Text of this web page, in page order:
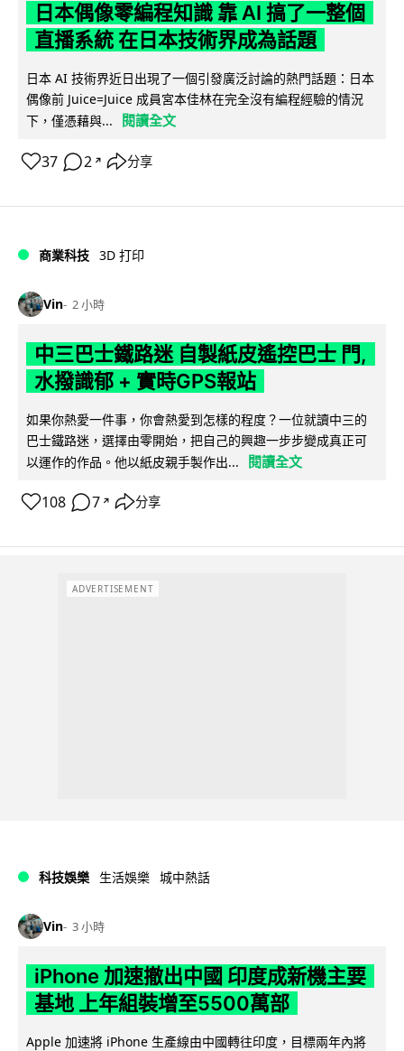
日本偶像零編程知識 靠 AI 搞了一整個
直播系統 在日本技術界成為話題
日本 AI 技術界近日出現了一個引發廣泛討論的熱門話題：日本
偶像前 Juice=Juice 成員宮本佳林在完全沒有編程經驗的情況
下，僅憑藉與...
閱讀全文
37 2 ↗ 分享
商業科技 3D 打印
Vin 2 小時
中三巴士鐵路迷 自製紙皮遙控巴士 門,
水撥識郁 + 實時GPS報站
如果你熱愛一件事，你會熱愛到怎樣的程度？一位就讀中三的
巴士鐵路迷，選擇由零開始，把自己的興趣一步步變成真正可
以運作的作品。他以紙皮親手製作出...
閱讀全文
108 7 ↗ 分享
ADVERTISEMENT
科技娛樂 生活娛樂 城中熱話
Vin 3 小時
iPhone 加速撤出中國 印度成新機主要
基地 上年組裝增至5500萬部
Apple 加速將 iPhone 生產線由中國轉往印度，目標兩年內將